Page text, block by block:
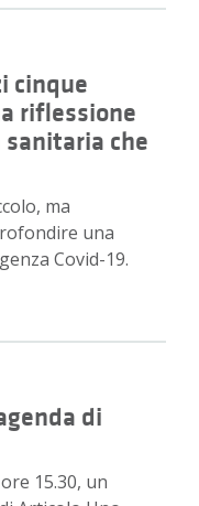
cinque
riflessione
che
ma
una
Covid-19.
di
15.30, un